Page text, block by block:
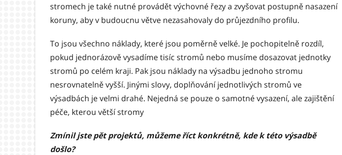
stromech je také nutné provádět výchovné řezy a zvyšovat postupně nasazení
koruny, aby v budoucnu větve nezasahovaly do průjezdního profilu.
To jsou všechno náklady, které jsou poměrně velké. Je pochopitelně rozdíl,
pokud jednorázově vysadíme tisíc stromů nebo musíme dosazovat jednotky
stromů po celém kraji. Pak jsou náklady na výsadbu jednoho stromu
nesrovnatelně vyšší. Jinými slovy, doplňování jednotlivých stromů ve
výsadbách je velmi drahé. Nejedná se pouze o samotné vysazení, ale zajištění
péče, kterou větší stromy
Zmínil jste pět projektů, můžeme říct konkrétně, kde k této výsadbě
došlo?